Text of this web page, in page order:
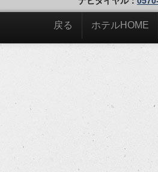
戻る ホテルHOME